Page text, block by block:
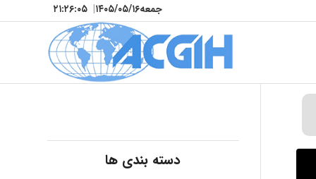
جمعه۱۴۰۵/۰۵/۱۶| ۲۱:۲۶:۰۷
دسته بندی ها